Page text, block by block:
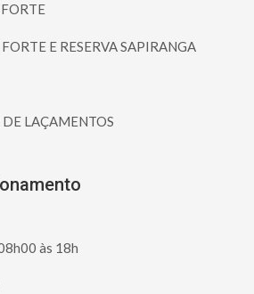
E RESERVA SAPIRANGA
LAÇAMENTOS
às 18h